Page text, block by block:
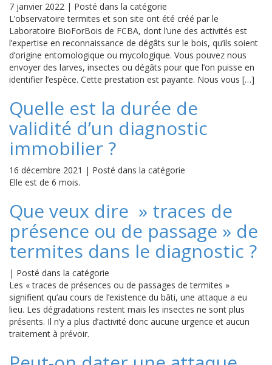
7 janvier 2022 | Posté dans la catégorie
L’observatoire termites et son site ont été créé par le
Laboratoire BioForBois de FCBA, dont l’une des activités est
l’expertise en reconnaissance de dégâts sur le bois, qu’ils soient
d’origine entomologique ou mycologique. Vous pouvez nous
envoyer des larves, insectes ou dégâts pour que l’on puisse en
identifier l’espèce. Cette prestation est payante. Nous vous […]
Quelle est la durée de
validité d’un diagnostic
immobilier ?
16 décembre 2021 | Posté dans la catégorie
Elle est de 6 mois.
Que veux dire » traces de
présence ou de passage » de
termites dans le diagnostic ?
| Posté dans la catégorie
Les « traces de présences ou de passages de termites »
signifient qu’au cours de l’existence du bâti, une attaque a eu
lieu. Les dégradations restent mais les insectes ne sont plus
présents. Il n’y a plus d’activité donc aucune urgence et aucun
traitement à prévoir.